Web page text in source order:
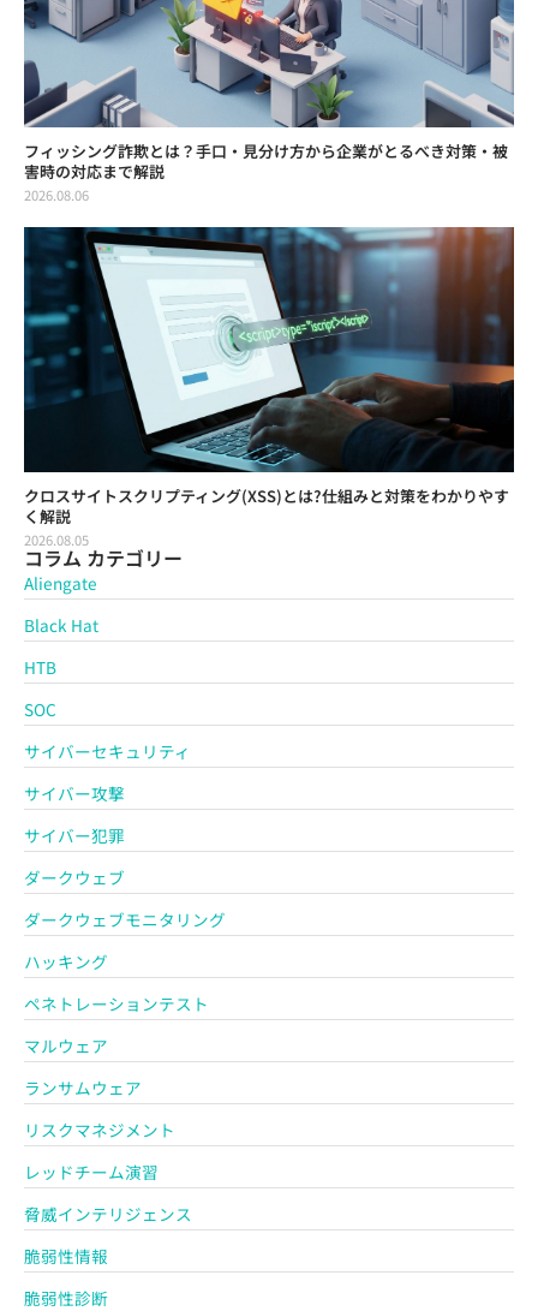
フィッシング詐欺とは？手口・見分け方から企業がとるべき対策・被
害時の対応まで解説
2026.08.06
クロスサイトスクリプティング(XSS)とは?仕組みと対策をわかりやす
く解説
2026.08.05
コラム カテゴリー
Aliengate
Black Hat
HTB
SOC
サイバーセキュリティ
サイバー攻撃
サイバー犯罪
ダークウェブ
ダークウェブモニタリング
ハッキング
ペネトレーションテスト
マルウェア
ランサムウェア
リスクマネジメント
レッドチーム演習
脅威インテリジェンス
脆弱性情報
脆弱性診断